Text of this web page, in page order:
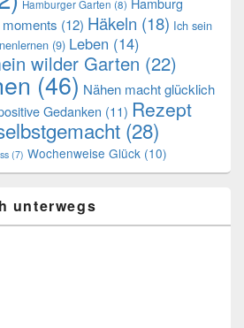
Hamburger Garten (8)
(12) Häkeln (18) Ich sein
(9) Leben (14)
wilder Garten (22)
(46) Nähen macht glücklich
Gedanken (11) Rezept
(28)
(7) Wochenweise Glück (10)
unterwegs